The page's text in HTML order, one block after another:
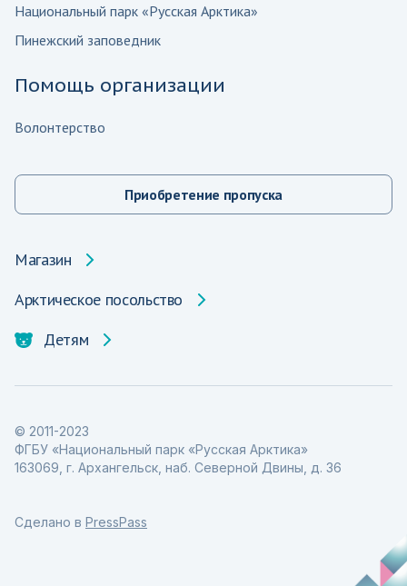
Национальный парк «Русская Арктика»
Пинежский заповедник
Помощь организации
Волонтерство
Приобретение пропуска
Магазин
Арктическое посольство
Детям
© 2011-2023
ФГБУ «Национальный парк «Русская Арктика»
163069, г. Архангельск, наб. Северной Двины, д. 36
Сделано в PressPass